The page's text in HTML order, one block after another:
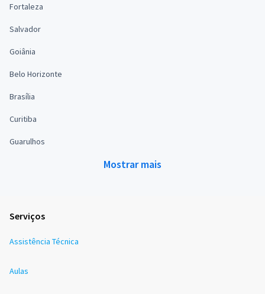
Fortaleza
Salvador
Goiânia
Belo Horizonte
Brasília
Curitiba
Guarulhos
Mostrar mais
Serviços
Assistência Técnica
Aulas